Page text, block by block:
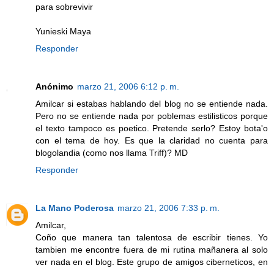
para sobrevivir
Yunieski Maya
Responder
Anónimo marzo 21, 2006 6:12 p. m.
Amilcar si estabas hablando del blog no se entiende nada.
Pero no se entiende nada por poblemas estilisticos porque
el texto tampoco es poetico. Pretende serlo? Estoy bota'o
con el tema de hoy. Es que la claridad no cuenta para
blogolandia (como nos llama Triff)? MD
Responder
La Mano Poderosa marzo 21, 2006 7:33 p. m.
Amilcar,
Coño que manera tan talentosa de escribir tienes. Yo
tambien me encontre fuera de mi rutina mañanera al solo
ver nada en el blog. Este grupo de amigos ciberneticos, en